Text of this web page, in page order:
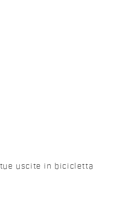
uscite in bicicletta